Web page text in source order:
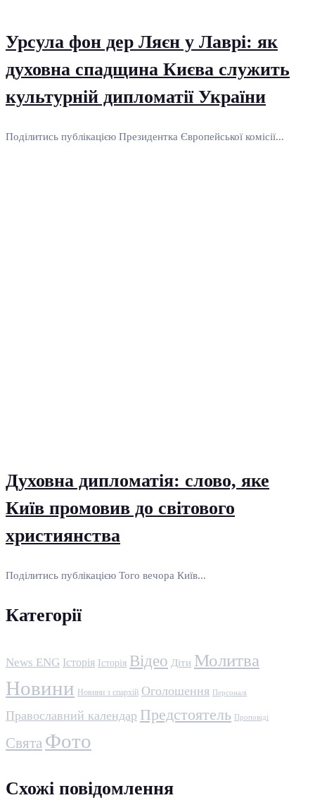
Урсула фон дер Ляєн у Лаврі: як
духовна спадщина Києва служить
культурній дипломатії України
Поділитись публікацією Президентка Європейської комісії...
Духовна дипломатія: слово, яке
Київ промовив до світового
християнства
Поділитись публікацією Того вечора Київ...
Категорії
News ENG Історія Історія Відео Діти Молитва
Новини Новини з єпархій Оголошення Персоналі
Православний календар Предстоятель Проповіді
Свята Фото
Схожі повідомлення